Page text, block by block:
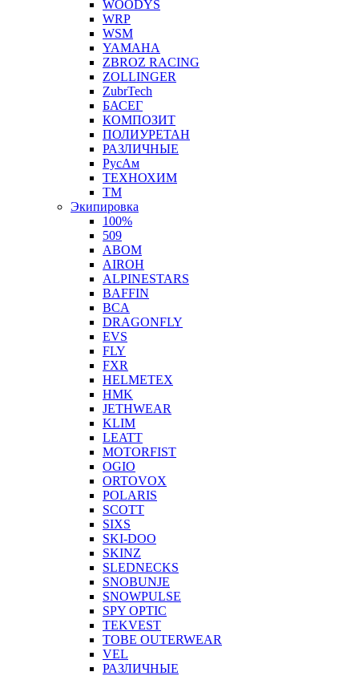
WOODYS
WRP
WSM
YAMAHA
ZBROZ RACING
ZOLLINGER
ZubrTech
БАСЕГ
КОМПОЗИТ
ПОЛИУРЕТАН
РАЗЛИЧНЫЕ
РусАм
ТЕХНОХИМ
ТМ
Экипировка
100%
509
ABOM
AIROH
ALPINESTARS
BAFFIN
BCA
DRAGONFLY
EVS
FLY
FXR
HELMETEX
HMK
JETHWEAR
KLIM
LEATT
MOTORFIST
OGIO
ORTOVOX
POLARIS
SCOTT
SIXS
SKI-DOO
SKINZ
SLEDNECKS
SNOBUNJE
SNOWPULSE
SPY OPTIC
TEKVEST
TOBE OUTERWEAR
VEL
РАЗЛИЧНЫЕ